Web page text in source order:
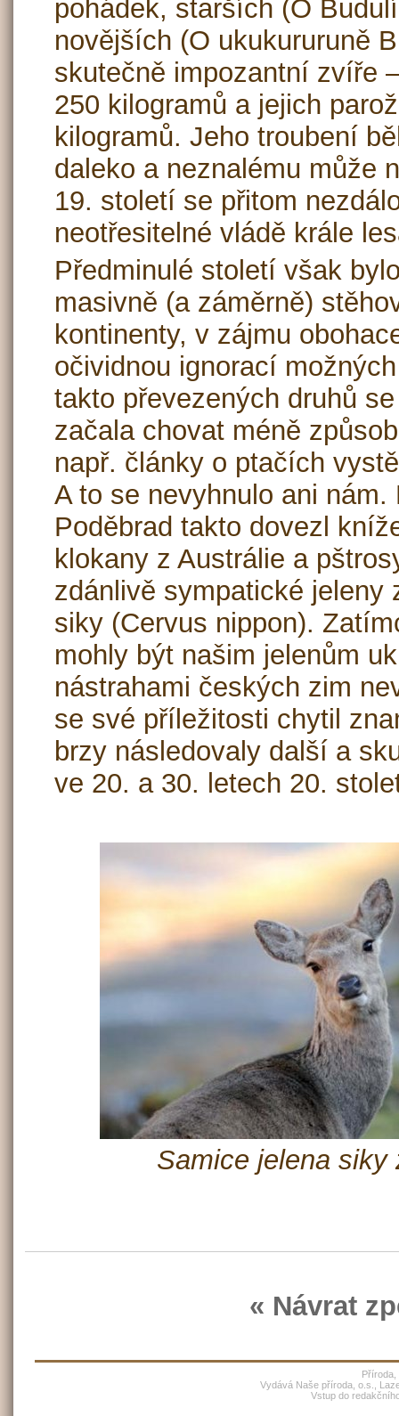
pohádek, starších (O
novějších (O ukukururuně
skutečně impozantní zvíře
250 kilogramů a jejich
kilogramů. Jeho troubení
daleko a neznalému může
19. století se přitom
neotřesitelné vládě krále
Předminulé století však
masivně (a záměrně)
kontinenty, v zájmu
očividnou ignorací
takto převezených druhů
začala chovat méně
např. články o ptačích
A to se nevyhnulo ani
Poděbrad takto dovezl
klokany z Austrálie a
zdánlivě sympatické jeleny
siky (Cervus nippon).
mohly být našim jelenům
nástrahami českých zim
se své příležitosti chytil
brzy následovaly další a
ve 20. a 30. letech 20.
Samice jelena
« Návrat
Příroda,
Vydává Naše příroda, o.s.,
Vstup do